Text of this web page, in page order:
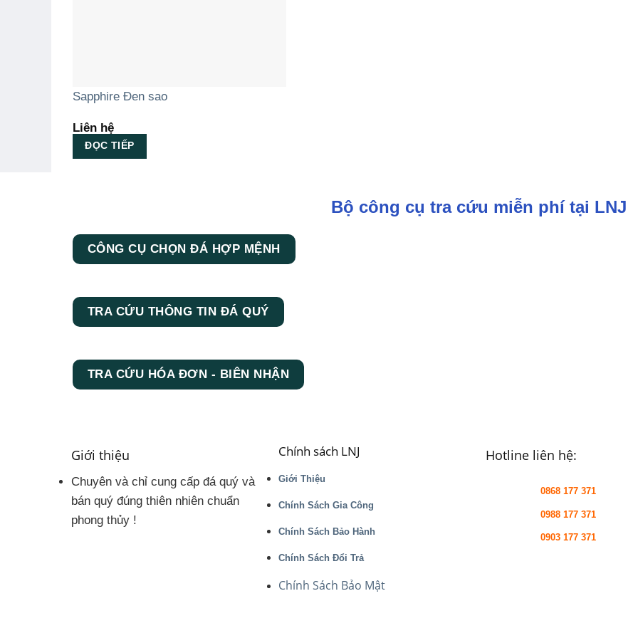
Sapphire Đen sao
Liên hệ
ĐỌC TIẾP
Bộ công cụ tra cứu miễn phí tại LNJ
CÔNG CỤ CHỌN ĐÁ HỢP MỆNH
TRA CỨU THÔNG TIN ĐÁ QUÝ
TRA CỨU HÓA ĐƠN - BIÊN NHẬN
Giới thiệu
Chuyên và chỉ cung cấp đá quý và
bán quý đúng thiên nhiên chuẩn
phong thủy !
Chính sách LNJ
Giới Thiệu
Chính Sách Gia Công
Chính Sách Bảo Hành
Chính Sách Đổi Trả
Chính Sách Bảo Mật
Hotline liên hệ:
0868 177 371
0988 177 371
0903 177 371